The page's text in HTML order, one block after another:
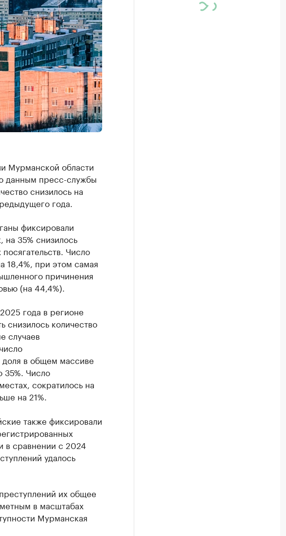
Мурманской области
данным пресс-службы
снизилось на
года.
фиксировали
на 35% снизилось
Число
18,4%, при этом самая
причинения
(на 44,4%).
года в регионе
снизилось количество
случаев
доля в общем массиве
35%. Число
сократилось на
на 21%.
также фиксировали
в сравнении с 2024
удалось
их общее
в масштабах
Мурманская